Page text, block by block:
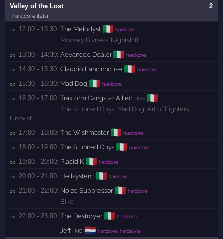
2
Valley of the Lost
hardcore italia
zo 12:00 - 13:30: The Melodyst 🇮🇹 hardcore
Monkey Bizness Nightshift
zo 13:30 - 14:30: Advanced Dealer 🇮🇹 hardcore
zo 14:30 - 15:30: Claudio Lancinhouse 🇮🇹 hardcore
zo 15:30 - 16:30: Mad Dog 🇮🇹 hardcore
zo 16:30 - 17:00: Traxtorm Gangstaz Allied · live 🇮🇹
The Stunned Guys Mad Dog Art of Fighters
Unexist
zo 17:00 - 18:00: The Wishmaster 🇮🇹 hardcore
zo 18:00 - 19:00: The Stunned Guys 🇮🇹 hardcore
zo 19:00 - 20:00: Placid K 🇮🇹 hardcore
zo 20:00 - 21:00: Hellsystem 🇮🇹 hardcore
zo 21:00 - 22:00: Noize Suppressor 🇮🇹 hardcore
Bike
zo 22:00 - 23:00: The Destroyer 🇮🇹 hardcore
Jeff · MC 🇳🇱 hardcore, hardstyle